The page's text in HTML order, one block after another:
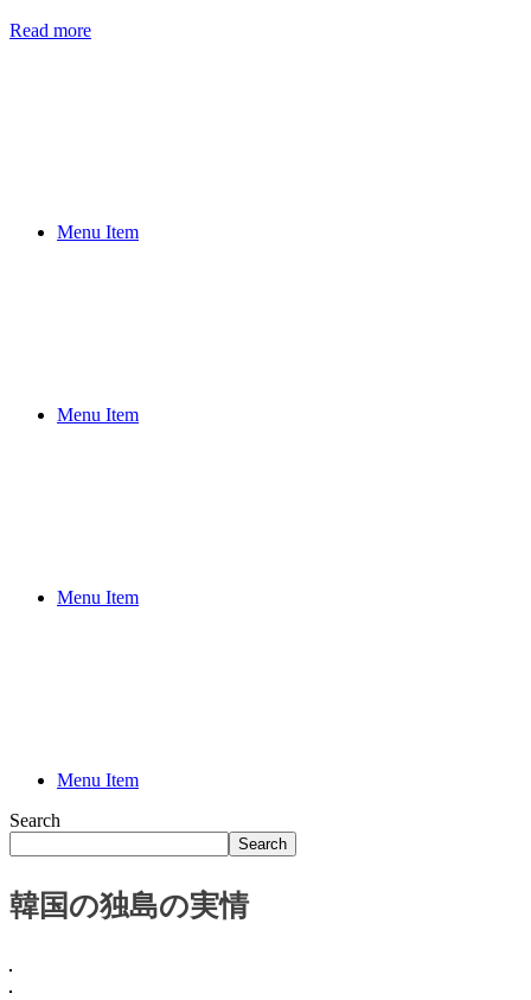
Read more
Menu Item
Menu Item
Menu Item
Menu Item
Search
Search
韓国の独島の実情